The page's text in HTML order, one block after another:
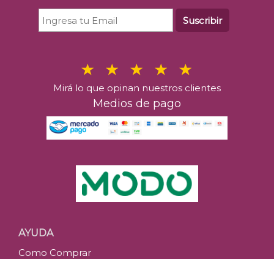
Suscribir
Mirá lo que opinan nuestros clientes
Medios de pago
AYUDA
Como Comprar